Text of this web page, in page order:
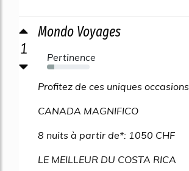
1
Mondo Voyages
Pertinence
17%
Profitez de ces uniques occasions
CANADA MAGNIFICO
8 nuits à partir de*: 1050 CHF
LE MEILLEUR DU COSTA RICA